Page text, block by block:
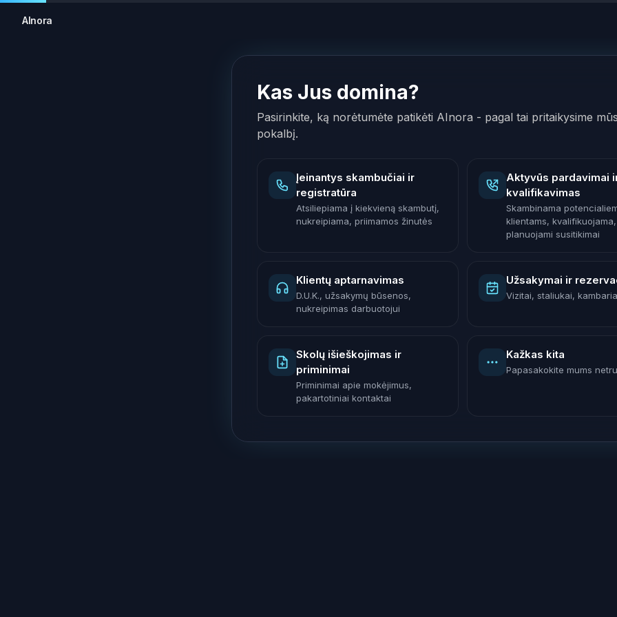
AInora
Kas Jus domina?
Pasirinkite, ką norėtumėte patikėti AInora - pagal tai pritaikysime
pokalbį.
Įeinantys skambučiai ir
registratūra
Atsiliepiama į kiekvieną skambutį,
nukreipiama, priimamos žinutės
Aktyvūs pardavimai
kvalifikavimas
Skambinama
klientams, kvalifikuojama,
planuojami susitikimai
Klientų aptarnavimas
D.U.K., užsakymų būsenos,
nukreipimas darbuotojui
Užsakymai ir
Vizitai, staliukai,
Skolų išieškojimas ir
priminimai
Priminimai apie mokėjimus,
pakartotiniai kontaktai
Kažkas kita
Papasakokite mums